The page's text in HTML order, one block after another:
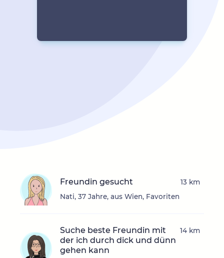
Freundin gesucht
Nati, 37 Jahre, aus Wien, Favoriten
13 km
Suche beste Freundin mit
der ich durch dick und dünn
gehen kann
14 km